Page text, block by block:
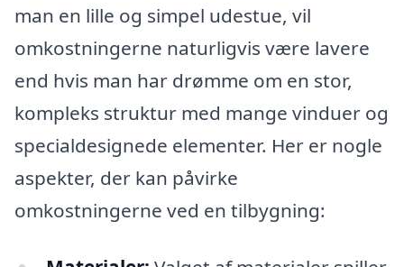
man en lille og simpel udestue, vil
omkostningerne naturligvis være lavere
end hvis man har drømme om en stor,
kompleks struktur med mange vinduer og
specialdesignede elementer. Her er nogle
aspekter, der kan påvirke
omkostningerne ved en tilbygning: